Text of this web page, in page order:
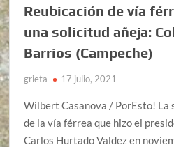
Reubicación de vía
una solicitud añeja:
Barrios (Campeche)
grieta 17 julio, 2021
Wilbert Casanova / PorEsto! La
de la vía férrea que hizo el
Carlos Hurtado Valdez en